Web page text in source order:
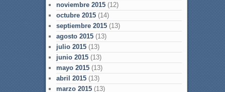
noviembre 2015(12)
octubre 2015(14)
septiembre 2015(13)
agosto 2015(13)
julio 2015(13)
junio 2015(13)
mayo 2015(13)
abril 2015(13)
marzo 2015(13)